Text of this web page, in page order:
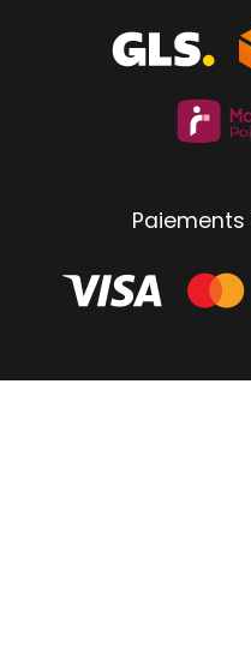
Paiements